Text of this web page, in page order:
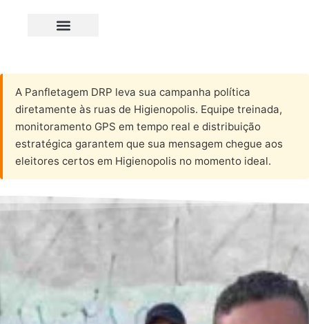
A Panfletagem DRP leva sua campanha política
diretamente às ruas de Higienopolis. Equipe treinada,
monitoramento GPS em tempo real e distribuição
estratégica garantem que sua mensagem chegue aos
eleitores certos em Higienopolis no momento ideal.